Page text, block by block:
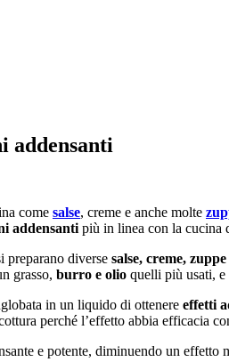
addensanti
come salse, creme e anche molte
addensantipiù in linea con la cucina
preparano diverse salse, creme, zuppe
grasso, burro e olio quelli più usati, e
in un liquido di ottenere effetti
perché l’effetto abbia efficacia
e potente, diminuendo un